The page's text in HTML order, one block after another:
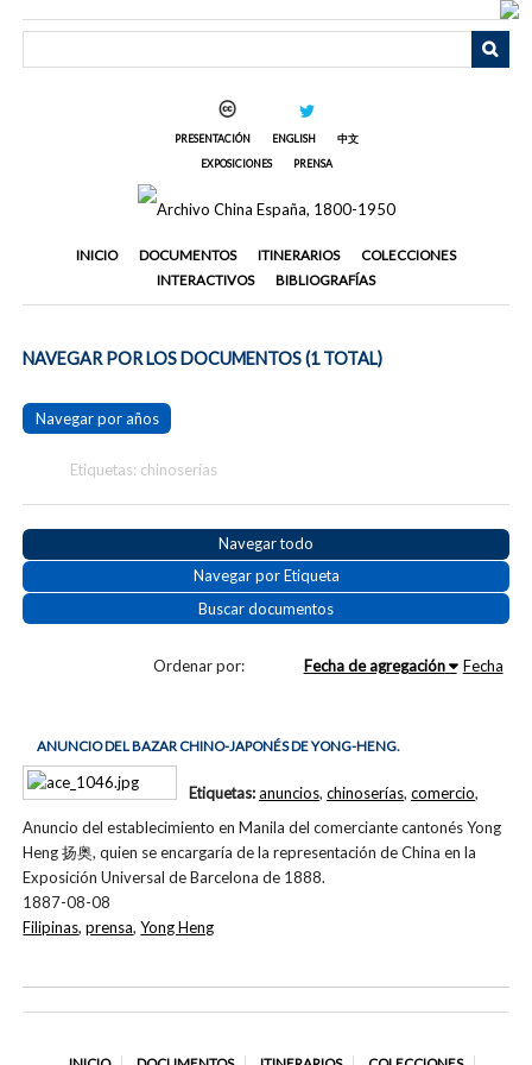
PRESENTACIÓN ENGLISH
中文
EXPOSICIONES
PRENSA
INICIO DOCUMENTOS ITINERARIOS
COLECCIONES
INTERACTIVOS
BIBLIOGRAFÍAS
NAVEGAR POR LOS DOCUMENTOS (1 TOTAL)
Navegar por años
Etiquetas: chinoserías
Navegar todo
Navegar por Etiqueta
Buscar documentos
Ordenar por: Fecha de agregación Fecha
ANUNCIO DEL BAZAR CHINO-JAPONÉS DE YONG-HENG.
Anuncio del establecimiento en Manila del comerciante cantonés Yong
Heng 扬奥, quien se encargaría de la representación de China en la
Exposición Universal de Barcelona de 1888.
1887-08-08
Etiquetas:anuncios, chinoserías, comercio,
Filipinas,prensa,Yong Heng